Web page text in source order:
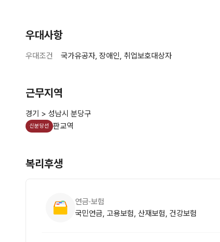
우대사항
우대조건 국가유공자, 장애인, 취업보호대상자
근무지역
경기 > 성남시 분당구
신분당선 판교역
복리후생
연금·보험
국민연금, 고용보험, 산재보험, 건강보험